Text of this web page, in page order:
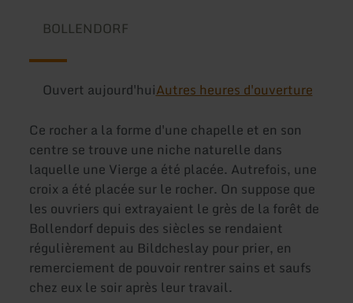
BOLLENDORF
Ouvert aujourd'huiAutres heures d'ouverture
Ce rocher a la forme d'une chapelle et en son
centre se trouve une niche naturelle dans
laquelle une Vierge a été placée. Autrefois, une
croix a été placée sur le rocher. On suppose que
les ouvriers qui extrayaient le grès de la forêt de
Bollendorf depuis des siècles se rendaient
régulièrement au Bildcheslay pour prier, en
remerciement de pouvoir rentrer sains et saufs
chez eux le soir après leur travail.